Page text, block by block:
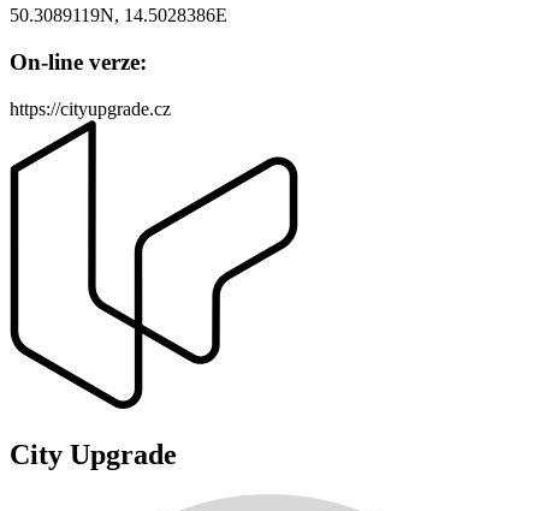
50.3089119N, 14.5028386E
On-line verze:
https://cityupgrade.cz
City Upgrade